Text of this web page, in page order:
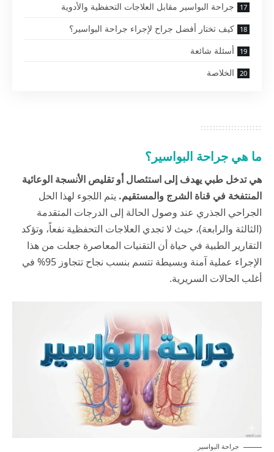
جراحة البواسير مقابل العلاجات التحفظية والأدوية
كيف تختار أفضل جراح لإجراء جراحة البواسير؟
أسئلة شائعة
الخلاصة
ما هي جراحة البواسير؟
هي تدخل طبي يهدف إلى استئصال أو تقليص الأنسجة الوعائية
المنتفخة في قناة الشرج والمستقيم. يتم اللجوء لهذا الحل
الجراحي الجذري عند وصول الحالة إلى الدرجات المتقدمة
(الثالثة والرابعة)، حيث لا تجدي العلاجات التحفظية نفعاً، وتؤكد
التقارير الطبية في حياة أن التقنيات المعاصرة جعلت من هذا
الإجراء عملية آمنة وبسيطة تتسم بنسب نجاح تتجاوز 95% في
أغلب الحالات السريرية.
جراحة البواسير